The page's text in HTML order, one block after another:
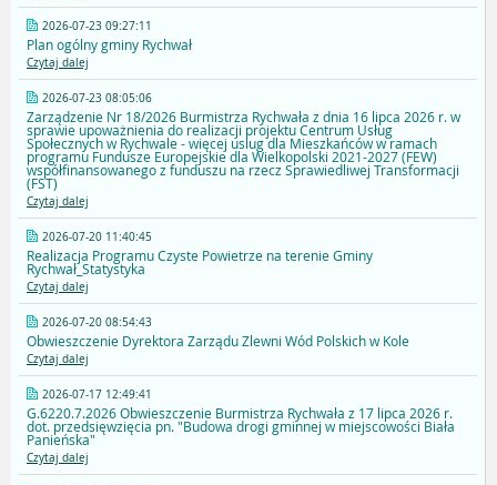
2026-07-23 09:27:11
Plan ogólny gminy Rychwał
Czytaj dalej
2026-07-23 08:05:06
Zarządzenie Nr 18/2026 Burmistrza Rychwała z dnia 16 lipca 2026 r. w
sprawie upoważnienia do realizacji projektu Centrum Usług
Społecznych w Rychwale - więcej uslug dla Mieszkańców w ramach
programu Fundusze Europejskie dla Wielkopolski 2021-2027 (FEW)
współfinansowanego z funduszu na rzecz Sprawiedliwej Transformacji
(FST)
Czytaj dalej
2026-07-20 11:40:45
Realizacja Programu Czyste Powietrze na terenie Gminy
Rychwał_Statystyka
Czytaj dalej
2026-07-20 08:54:43
Obwieszczenie Dyrektora Zarządu Zlewni Wód Polskich w Kole
Czytaj dalej
2026-07-17 12:49:41
G.6220.7.2026 Obwieszczenie Burmistrza Rychwała z 17 lipca 2026 r.
dot. przedsięwzięcia pn. "Budowa drogi gminnej w miejscowości Biała
Panieńska"
Czytaj dalej